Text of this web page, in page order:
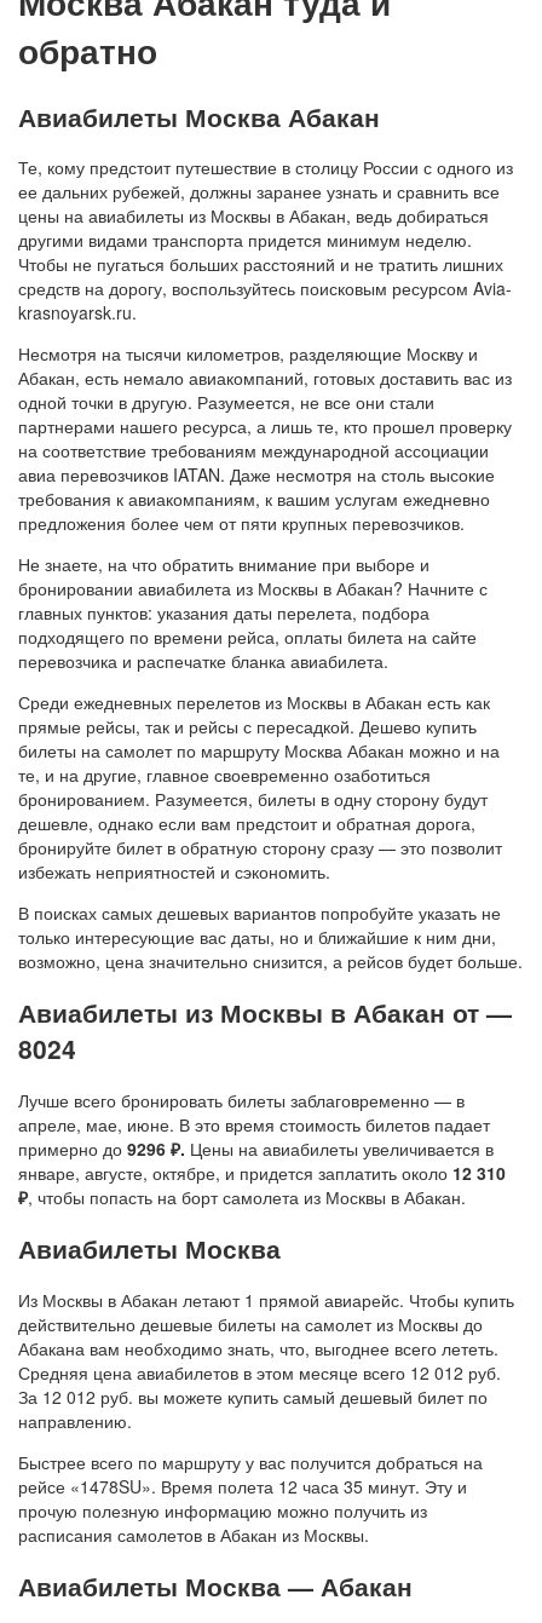
обратно
Авиабилеты Москва Абакан
Те, кому предстоит путешествие в столицу России с одного из
ее дальних рубежей, должны заранее узнать и сравнить все
цены на авиабилеты из Москвы в Абакан, ведь добираться
другими видами транспорта придется минимум неделю.
Чтобы не пугаться больших расстояний и не тратить лишних
средств на дорогу, воспользуйтесь поисковым ресурсом Avia-
krasnoyarsk.ru.
Несмотря на тысячи километров, разделяющие Москву и
Абакан, есть немало авиакомпаний, готовых доставить вас из
одной точки в другую. Разумеется, не все они стали
партнерами нашего ресурса, а лишь те, кто прошел проверку
на соответствие требованиям международной ассоциации
авиа перевозчиков IATAN. Даже несмотря на столь высокие
требования к авиакомпаниям, к вашим услугам ежедневно
предложения более чем от пяти крупных перевозчиков.
Не знаете, на что обратить внимание при выборе и
бронировании авиабилета из Москвы в Абакан? Начните с
главных пунктов: указания даты перелета, подбора
подходящего по времени рейса, оплаты билета на сайте
перевозчика и распечатке бланка авиабилета.
Среди ежедневных перелетов из Москвы в Абакан есть как
прямые рейсы, так и рейсы с пересадкой. Дешево купить
билеты на самолет по маршруту Москва Абакан можно и на
те, и на другие, главное своевременно озаботиться
бронированием. Разумеется, билеты в одну сторону будут
дешевле, однако если вам предстоит и обратная дорога,
бронируйте билет в обратную сторону сразу — это позволит
избежать неприятностей и сэкономить.
В поисках самых дешевых вариантов попробуйте указать не
только интересующие вас даты, но и ближайшие к ним дни,
возможно, цена значительно снизится, а рейсов будет больше.
Авиабилеты из Москвы в Абакан от —
8024
Лучше всего бронировать билеты заблаговременно — в
апреле, мае, июне. В это время стоимость билетов падает
примерно до 9296 ₽. Цены на авиабилеты увеличивается в
январе, августе, октябре, и придется заплатить около 12 310
₽, чтобы попасть на борт самолета из Москвы в Абакан.
Авиабилеты Москва
Из Москвы в Абакан летают 1 прямой авиарейс. Чтобы купить
действительно дешевые билеты на самолет из Москвы до
Абакана вам необходимо знать, что, выгоднее всего лететь.
Средняя цена авиабилетов в этом месяце всего 12 012 руб.
За 12 012 руб. вы можете купить самый дешевый билет по
направлению.
Быстрее всего по маршруту у вас получится добраться на
рейсе «1478SU». Время полета 12 часа 35 минут. Эту и
прочую полезную информацию можно получить из
расписания самолетов в Абакан из Москвы.
Авиабилеты Москва — Абакан